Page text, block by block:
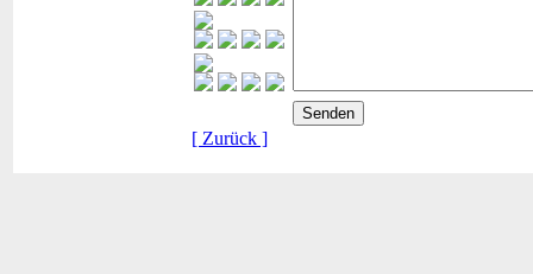
[ Zurück ]